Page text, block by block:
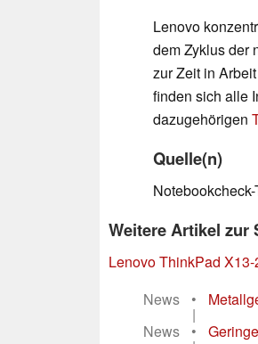
Lenovo
dem Zyklus der
zur Zeit in
finden sich alle
dazugehörigen
Quelle(n)
Weitere Artikel zur
Lenovo ThinkPad
News
•
|
News
•